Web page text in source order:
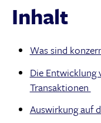
Inhalt
Was sind
Die
Transaktionen
Auswirkung auf